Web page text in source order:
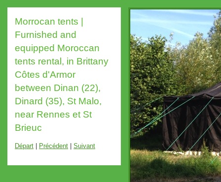
Morrocan tents |
Furnished and
equipped Moroccan
tents rental, in Brittany
Côtes d'Armor
between Dinan (22),
Dinard (35), St Malo,
near Rennes et St
Brieuc
Départ Précédent Suivant